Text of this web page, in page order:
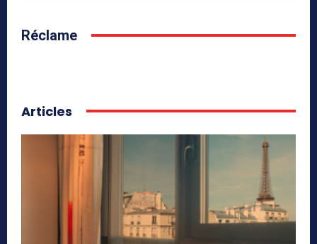
Réclame
Articles